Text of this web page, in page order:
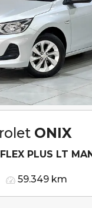
ONIX
PLUS LT
59.349 km